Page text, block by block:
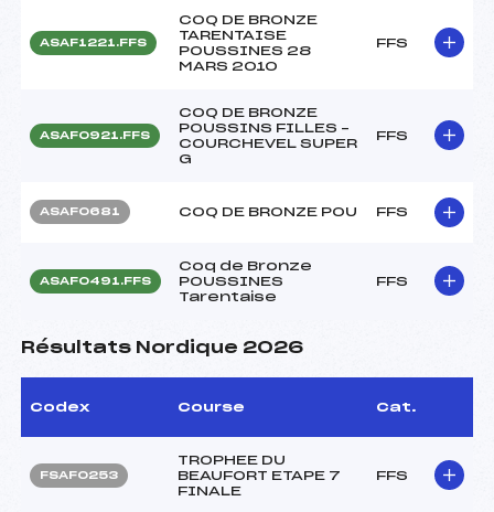
ASAF1221.FFS
COQ DE BRONZE
TARENTAISE
POUSSINES 28
MARS 2010
FFS
ASAF0921.FFS
COQ DE BRONZE
POUSSINS FILLES –
COURCHEVEL SUPER
G
FFS
ASAF0681 COQ DE BRONZE POU FFS
ASAF0491.FFS
Coq de Bronze
POUSSINES
Tarentaise
FFS
Résultats Nordique 2026
Codex Course Cat.
FSAF0253
TROPHEE DU
BEAUFORT ETAPE 7
FINALE
FFS